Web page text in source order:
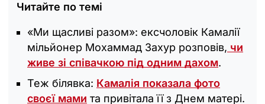
Читайте по темі
«Ми щасливі разом»: ексчоловік Камалії
мільйонер Мохаммад Захур розповів, чи
живе зі співачкою під одним дахом.
Теж білявка: Камалія показала фото
своєї мами та привітала її з Днем матері.